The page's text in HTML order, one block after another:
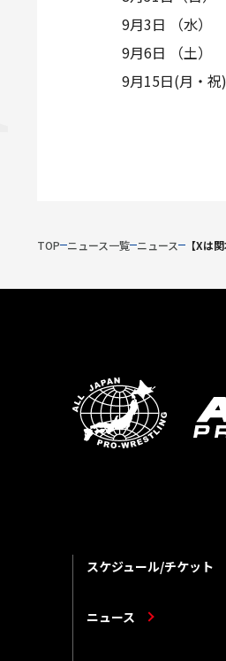
9月3日 （水）
9月6日 （土）
9月15日(月・
TOP ニュース一覧 ニュース 【Xは
スケジュール/チケット
ニュース